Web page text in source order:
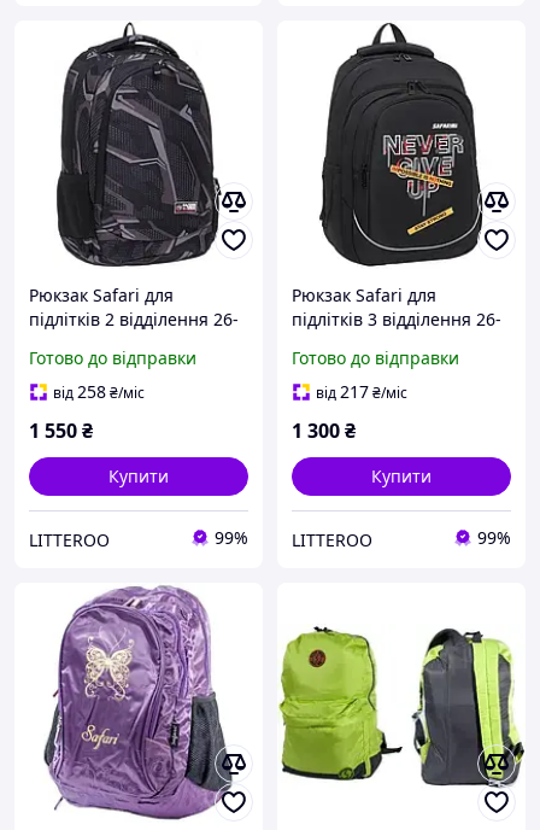
Рюкзак Safari для
підлітків 2 відділення 26-
Готово до відправки
від258₴/міс
1 550₴
Купити
LITTEROO 99%
Рюкзак Safari для
підлітків 3 відділення 26-
Готово до відправки
від217₴/міс
1 300₴
Купити
LITTEROO 99%